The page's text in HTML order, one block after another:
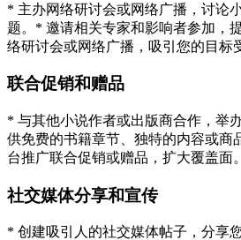
* 主办网络研讨会或网络广播，讨论
题。* 邀请相关专家和影响者参加，
络研讨会或网络广播，吸引您的目标
联合促销和赠品
* 与其他小说作者或出版商合作，举
供免费的书籍章节、独特的内容或商
台推广联合促销或赠品，扩大覆盖面。
社交媒体分享和宣传
* 创建吸引人的社交媒体帖子，分享